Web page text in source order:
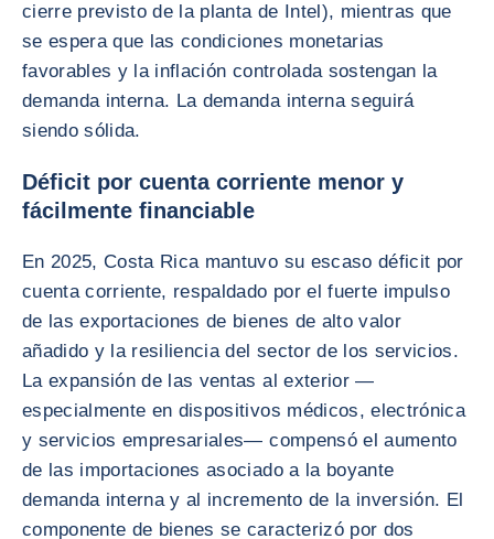
cierre previsto de la planta de Intel), mientras que
se espera que las condiciones monetarias
favorables y la inflación controlada sostengan la
demanda interna. La demanda interna seguirá
siendo sólida.
Déficit por cuenta corriente menor y
fácilmente financiable
En 2025, Costa Rica mantuvo su escaso déficit por
cuenta corriente, respaldado por el fuerte impulso
de las exportaciones de bienes de alto valor
añadido y la resiliencia del sector de los servicios.
La expansión de las ventas al exterior —
especialmente en dispositivos médicos, electrónica
y servicios empresariales— compensó el aumento
de las importaciones asociado a la boyante
demanda interna y al incremento de la inversión. El
componente de bienes se caracterizó por dos